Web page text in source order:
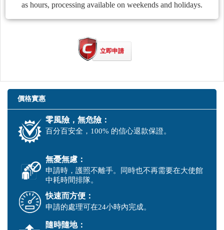
as hours, processing available on weekends and holidays.
立即申請
價格實惠
零風險，無危險：
百分百安全，100% 的信心退款保證。
無憂無慮：
申請時，護照不離手。同時也不再需要在大使館
中耗時間排隊。
快速而方便：
申請的處理可在24小時內完成。
隨時隨地：